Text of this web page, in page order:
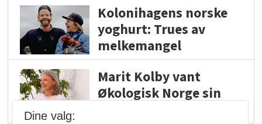
Kolonihagens norske
yoghurt: Trues av
melkemangel
Marit Kolby vant
Økologisk Norge sin
Dine valg: